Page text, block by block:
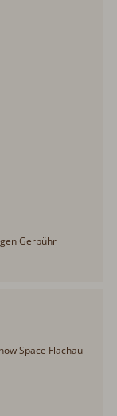
Gerbühr
Space Flachau